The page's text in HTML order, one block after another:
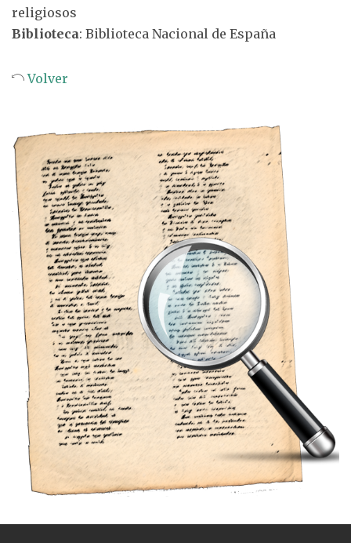
religiosos
Biblioteca: Biblioteca Nacional de España
Volver